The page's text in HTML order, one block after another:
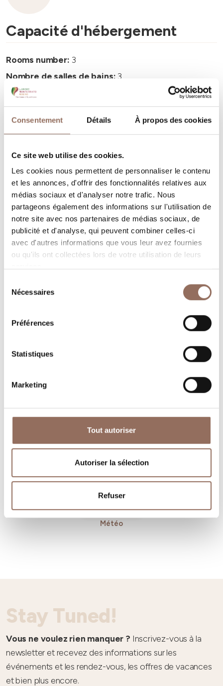
Consentement Détails À propos des cookies
Ce site web utilise des cookies.
Les cookies nous permettent de personnaliser le contenu
et les annonces, d'offrir des fonctionnalités relatives aux
médias sociaux et d'analyser notre trafic. Nous
partageons également des informations sur l'utilisation de
notre site avec nos partenaires de médias sociaux, de
publicité et d'analyse, qui peuvent combiner celles-ci
avec d'autres informations que vous leur avez fournies
ou qu'ils ont collectées lors de votre utilisation de leurs
Nécessaires
Préférences
Statistiques
Marketing
Tout autoriser
Autoriser la sélection
Refuser
Capacité d'hébergement
Rooms number: 3
Nombre de salles de bains: 3
Beds number:
Vos vacances
Programmez où dormir, où manger, quoi faire et visiter
dans chaque coin de Langhe Monferrato Roero, tout en
gardant un œil sur la météo en temps réel
Où dormir Où manger
Météo
Stay Tuned!
Vous ne voulez rien manquer ? Inscrivez-vous à la
newsletter et recevez des informations sur les
événements et les rendez-vous, les offres de vacances
et bien plus encore.